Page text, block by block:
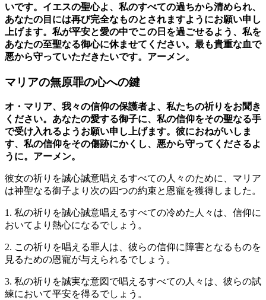
いです。イエスの聖心よ、私のすべての過ちから清められ、
あなたの目には再び完全なものとされますようにお願い申し
上げます。私が平安と愛の中でこの日を過ごせるよう、私を
あなたの至聖なる御心に休ませてください。最も貴重な血で
悪から守っていただきたいです。アーメン。
マリアの無原罪の心への鍵
オ・マリア、我々の信仰の保護者よ、私たちの祈りをお聞き
ください。あなたの愛する御子に、私の信仰をその聖なる手
で受け入れるようお願い申し上げます。彼におねがいしま
す、私の信仰をその傷跡にかくし、悪から守ってくださるよ
うに。アーメン。
彼女の祈りを誠心誠意唱えるすべての人々のために、マリア
は神聖なる御子より次の四つの約束と恩寵を獲得しました。
1. 私の祈りを誠心誠意唱えるすべての冷めた人々は、信仰に
おいてより熱心になるでしょう。
2. この祈りを唱える罪人は、彼らの信仰に障害となるものを
見るための恩寵が与えられるでしょう。
3. 私の祈りを誠実な意図で唱えるすべての人々は、彼らの試
練において平安を得るでしょう。